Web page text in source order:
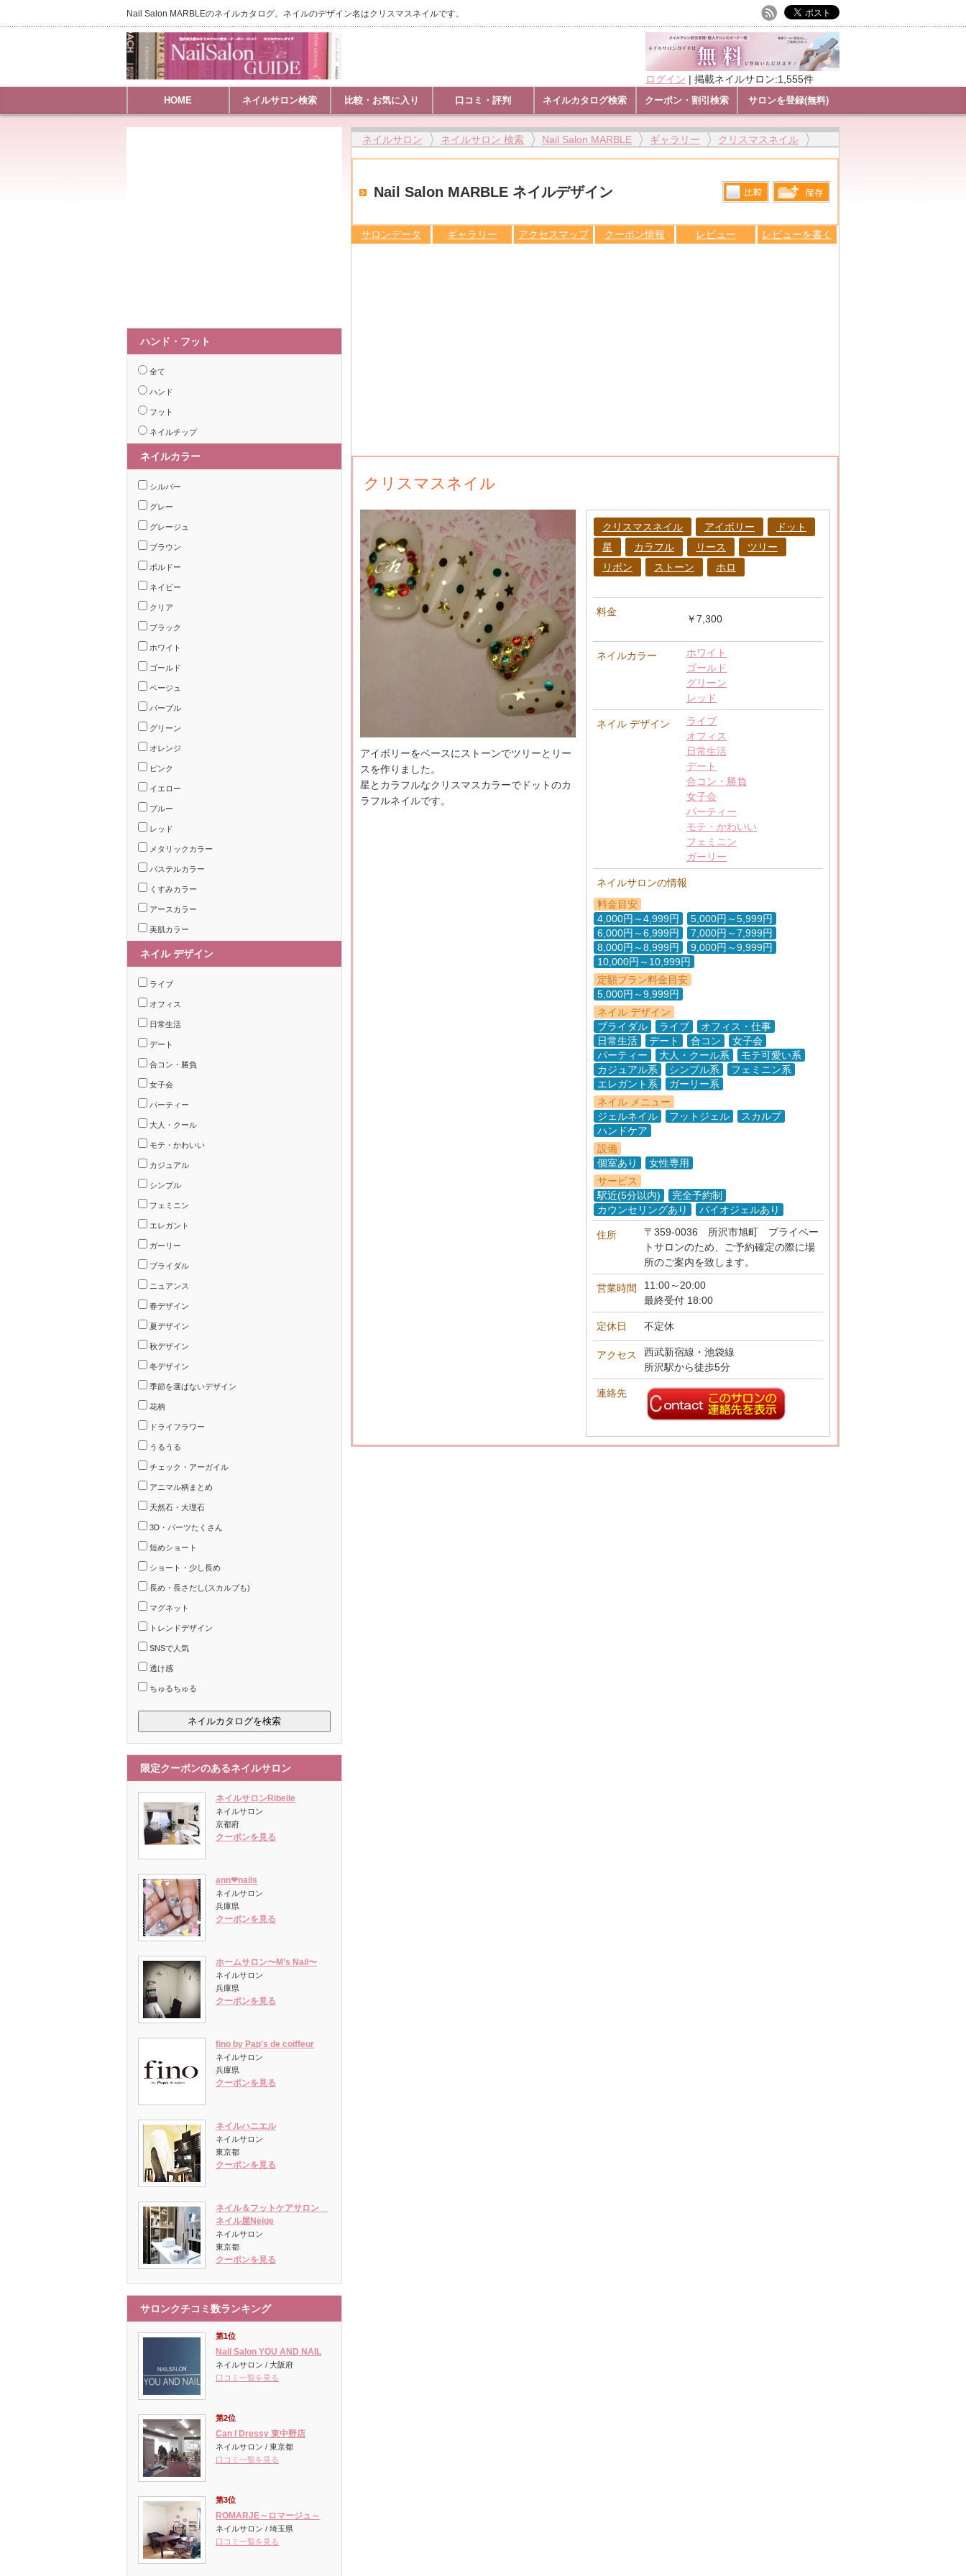
Nail Salon MARBLEのネイルカタログ。ネイルのデザイン名はクリスマスネイルです。
HOME ネイルサロン検索 比較・お気に入り 口コミ・評判 ネイルカタログ検索 クーポン・割引検索 サロンを登録(無料)
ログイン | 掲載ネイルサロン:1,555件
ネイルサロン ネイルサロン 検索 Nail Salon MARBLE ギャラリー クリスマスネイル
Nail Salon MARBLE ネイルデザイン
る
トへ登録
サロンデータ ギャラリー アクセスマップ クーポン情報 レビュー レビューを書く
クリスマスネイル
アイボリーをベースにストーンでツリーとリー
スを作りました。
星とカラフルなクリスマスカラーでドットのカ
ラフルネイルです。
クリスマスネイル アイボリー
ドット
星
カラフル リース
ツリー
リボン
ストーン ホロ
料金
￥7,300
ネイルカラー
ホワイト
ゴールド
グリーン
レッド
ネイル デザイン
ライブ
オフィス
日常生活
デート
合コン・勝負
女子会
パーティー
モテ・かわいい
フェミニン
ガーリー
ネイルサロンの情報
料金目安
4,000円～4,999円
5,000円～5,999円
6,000円～6,999円
7,000円～7,999円
8,000円～8,999円
9,000円～9,999円
10,000円～10,999円
定額プラン料金目安
5,000円～9,999円
ネイル デザイン
ブライダル
ライブ
オフィス・仕事
日常生活
デート 合コン
女子会
パーティー
大人・クール系
モテ可愛い系
カジュアル系
シンプル系
フェミニン系
エレガント系
ガーリー系
ネイル メニュー
ジェルネイル
フットジェル
スカルプ
ハンドケア
設備
個室あり
女性専用
サービス
駅近(5分以内)
完全予約制
カウンセリングあり
バイオジェルあり
住所
〒359-0036 所沢市旭町 プライベー
トサロンのため、ご予約確定の際に場
所のご案内を致します。
営業時間
11:00～20:00
最終受付 18:00
定休日 不定休
アクセス
西武新宿線・池袋線
所沢駅から徒歩5分
連絡先
ハンド・フット
全て
ハンド
フット
ネイルチップ
ネイルカラー
シルバー
グレー
グレージュ
ブラウン
ボルドー
ネイビー
クリア
ブラック
ホワイト
ゴールド
ベージュ
パープル
グリーン
オレンジ
ピンク
イエロー
ブルー
レッド
メタリックカラー
パステルカラー
くすみカラー
アースカラー
美肌カラー
ネイル デザイン
ライブ
オフィス
日常生活
デート
合コン・勝負
女子会
パーティー
大人・クール
モテ・かわいい
カジュアル
シンプル
フェミニン
エレガント
ガーリー
ブライダル
ニュアンス
春デザイン
夏デザイン
秋デザイン
冬デザイン
季節を選ばないデザイン
花柄
ドライフラワー
うるうる
チェック・アーガイル
アニマル柄まとめ
天然石・大理石
3D・パーツたくさん
短めショート
ショート・少し長め
長め・長さだし(スカルプも)
マグネット
トレンドデザイン
SNSで人気
透け感
ちゅるちゅる
限定クーポンのあるネイルサロン
ネイルサロンRibelle
ネイルサロン
京都府
クーポンを見る
ann❤︎nails
ネイルサロン
兵庫県
クーポンを見る
ホームサロン〜M’s Nail〜
ネイルサロン
兵庫県
クーポンを見る
fino by Pap's de coiffeur
ネイルサロン
兵庫県
クーポンを見る
ネイルハニエル
ネイルサロン
東京都
クーポンを見る
ネイル＆フットケアサロン
ネイル屋Neige
ネイルサロン
東京都
クーポンを見る
サロンクチコミ数ランキング
第1位
Nail Salon YOU AND NAIL
ネイルサロン / 大阪府
口コミ一覧を見る
第2位
Can I Dressy 東中野店
ネイルサロン / 東京都
口コミ一覧を見る
第3位
ROMARJE～ロマージュ～
ネイルサロン / 埼玉県
口コミ一覧を見る